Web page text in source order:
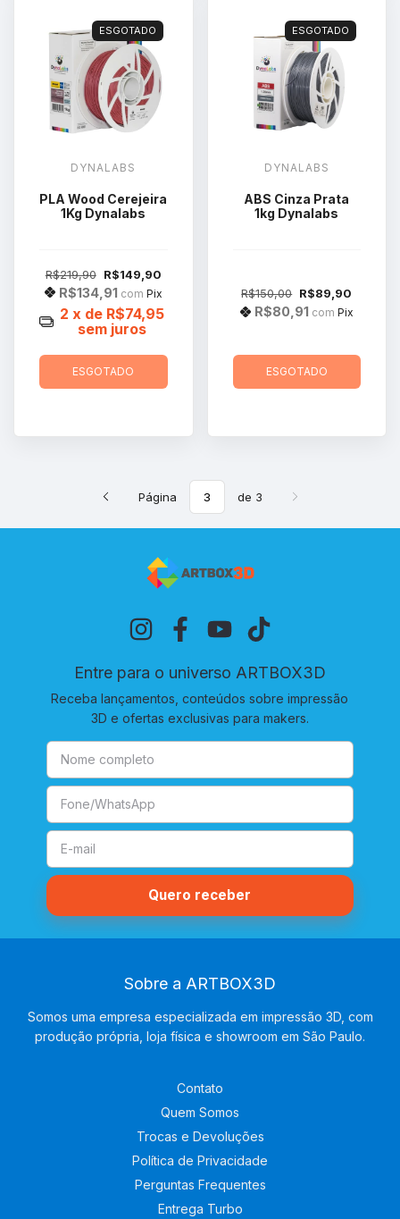
ESGOTADO
DYNALABS
PLA Wood Cerejeira
1Kg Dynalabs
R$219,90 R$149,90
R$134,91 com Pix
2 x de R$74,95
sem juros
ESGOTADO
ESGOTADO
DYNALABS
ABS Cinza Prata
1kg Dynalabs
R$150,00 R$89,90
R$80,91 com Pix
ESGOTADO
Página de 3
Entre para o universo ARTBOX3D
Receba lançamentos, conteúdos sobre impressão
3D e ofertas exclusivas para makers.
Sobre a ARTBOX3D
Somos uma empresa especializada em impressão 3D, com
produção própria, loja física e showroom em São Paulo.
Contato
Quem Somos
Trocas e Devoluções
Política de Privacidade
Perguntas Frequentes
Entrega Turbo